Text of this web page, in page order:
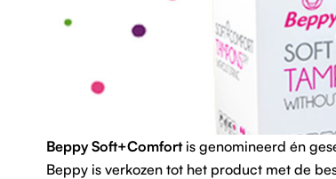
Beppy Soft+Comfortis genomineerd én
Beppy is verkozen tot het product met de